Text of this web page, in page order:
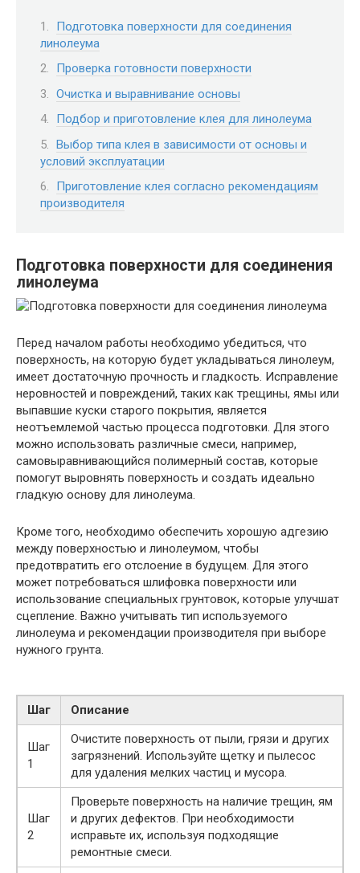
Подготовка поверхности для соединения
линолеума
Проверка готовности поверхности
Очистка и выравнивание основы
Подбор и приготовление клея для линолеума
Выбор типа клея в зависимости от основы и
условий эксплуатации
Приготовление клея согласно рекомендациям
производителя
Подготовка поверхности для соединения
линолеума
Перед началом работы необходимо убедиться, что
поверхность, на которую будет укладываться линолеум,
имеет достаточную прочность и гладкость. Исправление
неровностей и повреждений, таких как трещины, ямы или
выпавшие куски старого покрытия, является
неотъемлемой частью процесса подготовки. Для этого
можно использовать различные смеси, например,
самовыравнивающийся полимерный состав, которые
помогут выровнять поверхность и создать идеально
гладкую основу для линолеума.
Кроме того, необходимо обеспечить хорошую адгезию
между поверхностью и линолеумом, чтобы
предотвратить его отслоение в будущем. Для этого
может потребоваться шлифовка поверхности или
использование специальных грунтовок, которые улучшат
сцепление. Важно учитывать тип используемого
линолеума и рекомендации производителя при выборе
нужного грунта.
Шаг Описание
Шаг
1
Очистите поверхность от пыли, грязи и других
загрязнений. Используйте щетку и пылесос
для удаления мелких частиц и мусора.
Шаг
2
Проверьте поверхность на наличие трещин, ям
и других дефектов. При необходимости
исправьте их, используя подходящие
ремонтные смеси.